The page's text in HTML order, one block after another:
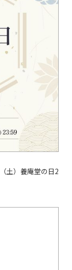
土）養庵堂の日2